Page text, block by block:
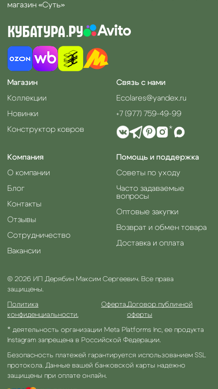
магазин «Суть»
Магазин
Коллекции
Новинки
Конструктор ковров
Компания
О компании
Блог
Контакты
Отзывы
Сотрудничество
Вакансии
Помощь и поддержка
Советы по уходу
Часто задаваемые
вопросы
Оптовые закупки
Возврат и обмен товара
Доставка и оплата
Связь с нами
Ecolares@yandex.ru
+7 (977) 759-49-99
*
© 2026 ИП Дерябин Максим Сергеевич. Все права
защищены.
Политика
конфиденциальности.
Оферта.Договор публичной
оферты
* деятельность организации Meta Platforms Inc, ее продукта
Instagram запрещена в Российской Федерации.
Безопасность платежей гарантируется использованием SSL
протокола. Данные вашей банковской карты надежно
защищены при оплате онлайн.